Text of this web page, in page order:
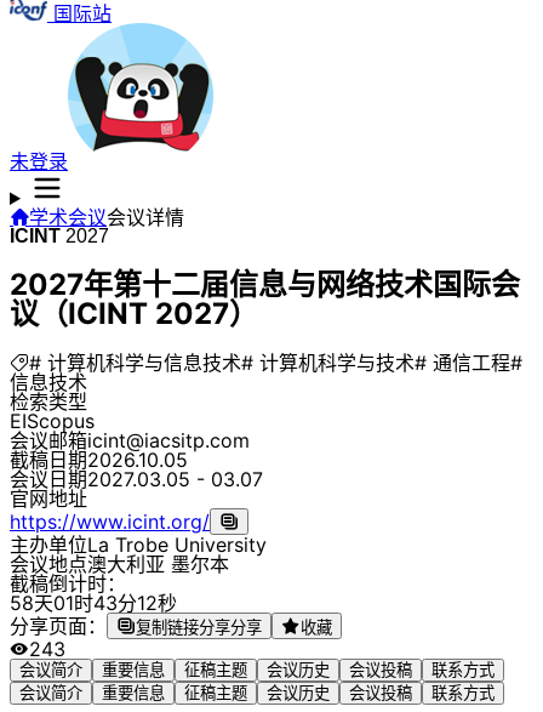
国际站
未登录
学术会议会议详情
ICINT 2027
2027年第十二届信息与网络技术国际会
议（ICINT 2027）
# 计算机科学与信息技术# 计算机科学与技术# 通信工程#
信息技术
检索类型
EIScopus
会议邮箱icint@iacsitp.com
截稿日期2026.10.05
会议日期2027.03.05 - 03.07
官网地址
https://www.icint.org/
主办单位La Trobe University
会议地点澳大利亚 墨尔本
截稿倒计时：
58天01时43分12秒
分享页面：
复制链接分享分享 收藏
243
会议简介 重要信息 征稿主题 会议历史 会议投稿
联系方式
会议简介
重要信息 征稿主题 会议历史 会议投稿 联系方式